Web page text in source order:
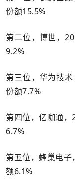
份额15.5%
第二位，博世，
9.2%
第三位，华为技
份额7.7%
第四位，亿咖通
6.7%
第五位，蜂巢电
额6.1%